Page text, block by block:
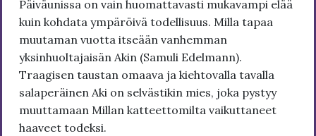
Päiväunissa on vain huomattavasti mukavampi elää
kuin kohdata ympäröivä todellisuus. Milla tapaa
muutaman vuotta itseään vanhemman
yksinhuoltajaisän Akin (Samuli Edelmann).
Traagisen taustan omaava ja kiehtovalla tavalla
salaperäinen Aki on selvästikin mies, joka pystyy
muuttamaan Millan katteettomilta vaikuttaneet
haaveet todeksi.